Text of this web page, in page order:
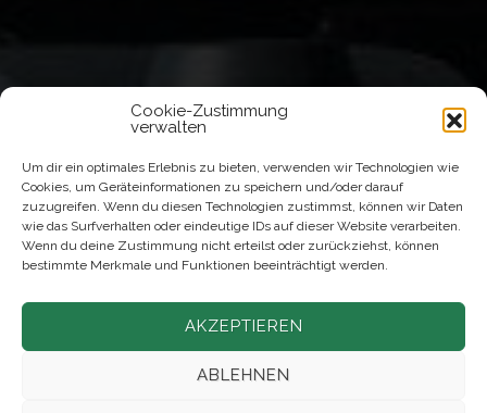
Cookie-Zustimmung
verwalten
Um dir ein optimales Erlebnis zu bieten, verwenden wir Technologien wie
Cookies, um Geräteinformationen zu speichern und/oder darauf
zuzugreifen. Wenn du diesen Technologien zustimmst, können wir Daten
wie das Surfverhalten oder eindeutige IDs auf dieser Website verarbeiten.
Wenn du deine Zustimmung nicht erteilst oder zurückziehst, können
bestimmte Merkmale und Funktionen beeinträchtigt werden.
AKZEPTIEREN
ABLEHNEN